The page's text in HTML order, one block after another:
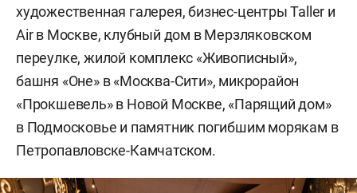
художественная галерея, бизнес-центры Taller и
Air в Москве, клубный дом в Мерзляковском
переулке, жилой комплекс «Живописный»,
башня «Оне» в «Москва-Сити», микрорайон
«Прокшевель» в Новой Москве, «Парящий дом»
в Подмосковье и памятник погибшим морякам в
Петропавловске-Камчатском.